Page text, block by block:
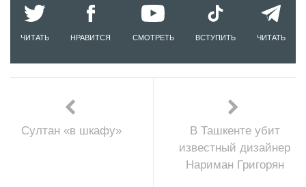
ЧИТАТЬ НРАВИТСЯ СМОТРЕТЬ ВСТУПИТЬ ЧИТАТЬ
Султан «в шкафу»
В Ташкенте убит
известный дизайнер
Нариман Григорян